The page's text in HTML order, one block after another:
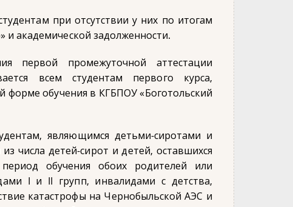
при отсутствии у них по итогам
и академической задолженности.
первой промежуточной аттестации
всем студентам первого курса,
форме обучения в КГБПОУ «Боготольский
являющимся детьми-сиротами и
числа детей-сирот и детей, оставшихся
обучения обоих родителей или
I и II групп, инвалидами с детства,
катастрофы на Чернобыльской АЭС и